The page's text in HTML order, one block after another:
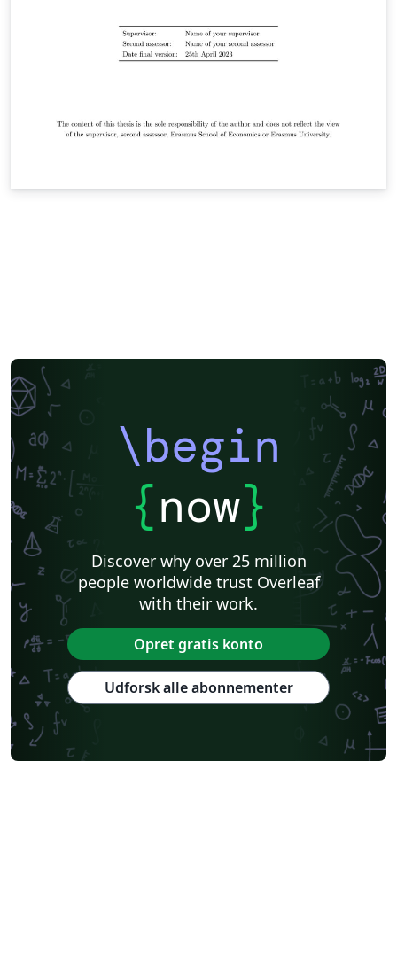
\begin
{now}
Discover why over 25 million
people worldwide trust Overleaf
with their work.
Opret gratis konto
Udforsk alle abonnementer